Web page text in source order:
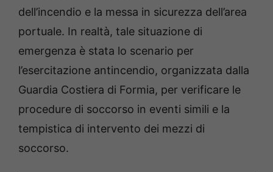
dell’incendio e la messa in sicurezza dell’area
portuale. In realtà, tale situazione di
emergenza è stata lo scenario per
l’esercitazione antincendio, organizzata dalla
Guardia Costiera di Formia, per verificare le
procedure di soccorso in eventi simili e la
tempistica di intervento dei mezzi di
soccorso.